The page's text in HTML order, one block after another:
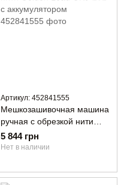
Артикул: 452841555
Мешкозашивочная машина
ручная с обрезкой нити
Golden Lead GK9-202 с
аккумулятором
5 844 грн
Нет в наличии